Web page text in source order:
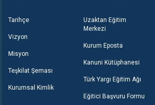
Tarihçe
Vizyon
Misyon
Teşkilat Şeması
Kurumsal Kimlik
Uzaktan Eğitim
Merkezi
Kurum Eposta
Kanuni Kütüphanesi
Türk Yargı Eğitim Ağı
Eğitici Başvuru Formu